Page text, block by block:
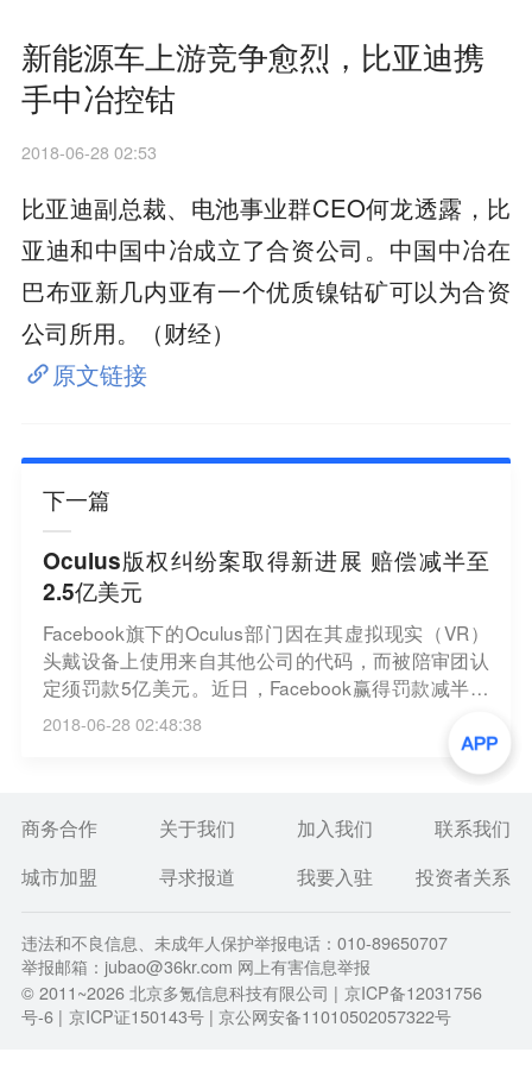
新能源车上游竞争愈烈，比亚迪携
手中冶控钴
2018-06-28 02:53
比亚迪副总裁、电池事业群CEO何龙透露，比
亚迪和中国中冶成立了合资公司。中国中冶在
巴布亚新几内亚有一个优质镍钴矿可以为合资
公司所用。（财经）
原文链接
下一篇
Oculus版权纠纷案取得新进展 赔偿减半至
2.5亿美元
Facebook旗下的Oculus部门因在其虚拟现实（VR）
头戴设备上使用来自其他公司的代码，而被陪审团认
定须罚款5亿美元。近日，Facebook赢得罚款减半的
裁决。同时，美国达拉斯地区法官Ed Kinkeade驳回
了ZeniMax Media提出的禁止销售Oculus头戴设备的
2018-06-28 02:48:38
商务合作 关于我们 加入我们
联系我们
城市加盟
寻求报道 我要入驻 投资者关系
违法和不良信息、未成年人保护举报电话：010-89650707
举报邮箱：jubao@36kr.com 网上有害信息举报
© 2011~2026北京多氪信息科技有限公司 | 京ICP备12031756
号-6 | 京ICP证150143号 | 京公网安备11010502057322号